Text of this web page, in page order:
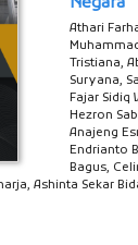
Athari
Tristiana,
Suryana,
Fajar Sidiq
Hezron
Anajeng
Endrianto
Bagus,
Ashinta Sekar